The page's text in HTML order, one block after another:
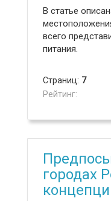
В статье
всего
питания.
Страниц: 7
Рейтинг:
городах